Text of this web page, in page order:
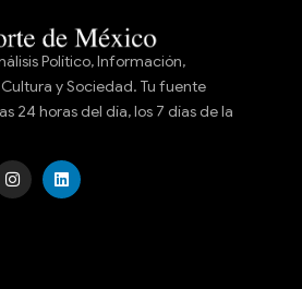
Político, Información,
y Sociedad. Tu fuente
24 horas del día, los 7 días de la